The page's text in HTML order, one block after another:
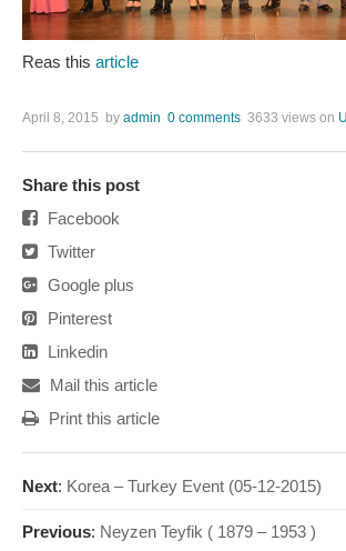
Reas this article
April 8, 2015 by admin 0 comments 3633 views on
Share this post
Facebook
Twitter
Google plus
Pinterest
Linkedin
Mail this article
Print this article
Next: Korea – Turkey Event (05-12-2015)
Previous: Neyzen Teyfik ( 1879 – 1953 )